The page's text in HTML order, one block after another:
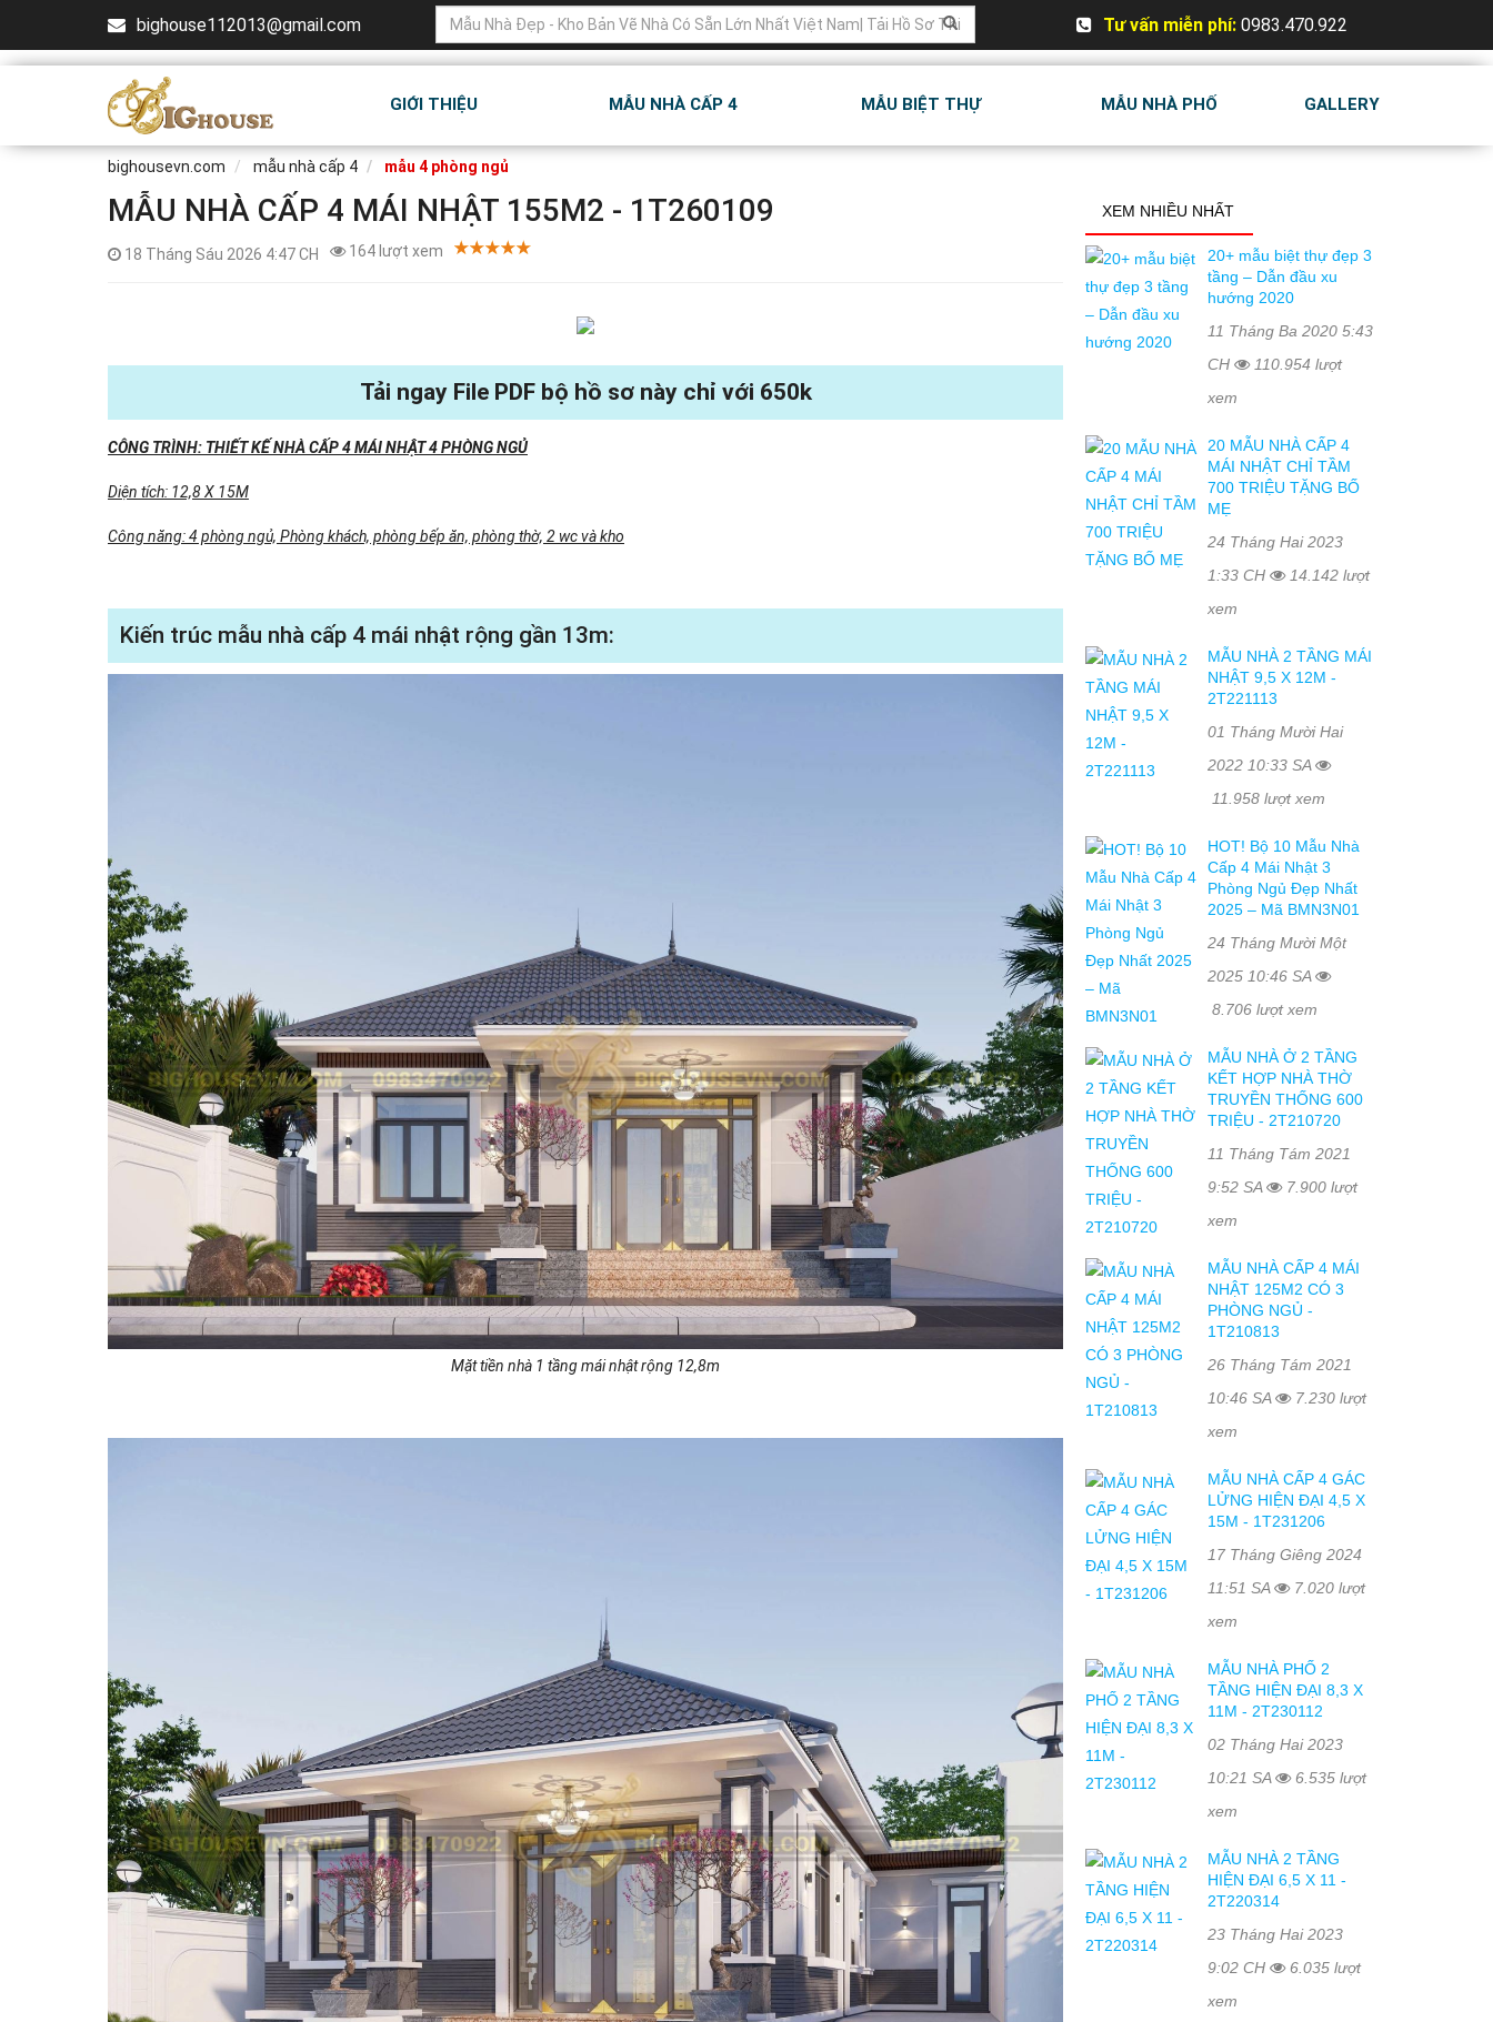
bighouse112013@gmail.com Tư vấn miễn phí: 0983.470.922
GIỚI THIỆU MẪU NHÀ CẤP 4 MẪU BIỆT THỰ MẪU NHÀ PHỐ GALLERY
bighousevn.com mẫu nhà cấp 4 mẫu 4 phòng ngủ
MẪU NHÀ CẤP 4 MÁI NHẬT 155M2 - 1T260109
18 Tháng Sáu 2026 4:47 CH 164 lượt xem
Tải ngay File PDF bộ hồ sơ này chỉ với 650k
CÔNG TRÌNH: THIẾT KẾ NHÀ CẤP 4 MÁI NHẬT 4 PHÒNG NGỦ
Diện tích: 12,8 X 15M
Công năng: 4 phòng ngủ, Phòng khách, phòng bếp ăn, phòng thờ, 2 wc và kho
Kiến trúc mẫu nhà cấp 4 mái nhật rộng gần 13m:
Mặt tiền nhà 1 tầng mái nhật rộng 12,8m
XEM NHIỀU NHẤT
20+ mẫu biệt thự đẹp 3
tầng – Dẫn đầu xu
hướng 2020
11 Tháng Ba 2020 5:43
CH
110.954 lượt
xem
20 MẪU NHÀ CẤP 4
MÁI NHẬT CHỈ TẦM
700 TRIỆU TẶNG BỐ
MẸ
24 Tháng Hai 2023
1:33 CH
14.142 lượt
xem
MẪU NHÀ 2 TẦNG MÁI
NHẬT 9,5 X 12M -
2T221113
01 Tháng Mười Hai
2022 10:33 SA
11.958 lượt xem
HOT! Bộ 10 Mẫu Nhà
Cấp 4 Mái Nhật 3
Phòng Ngủ Đẹp Nhất
2025 – Mã BMN3N01
24 Tháng Mười Một
2025 10:46 SA
8.706 lượt xem
MẪU NHÀ Ở 2 TẦNG
KẾT HỢP NHÀ THỜ
TRUYỀN THỐNG 600
TRIỆU - 2T210720
11 Tháng Tám 2021
9:52 SA
7.900 lượt
xem
MẪU NHÀ CẤP 4 MÁI
NHẬT 125M2 CÓ 3
PHÒNG NGỦ -
1T210813
26 Tháng Tám 2021
10:46 SA
7.230 lượt
xem
MẪU NHÀ CẤP 4 GÁC
LỬNG HIỆN ĐẠI 4,5 X
15M - 1T231206
17 Tháng Giêng 2024
11:51 SA
7.020 lượt
xem
MẪU NHÀ PHỐ 2
TẦNG HIỆN ĐẠI 8,3 X
11M - 2T230112
02 Tháng Hai 2023
10:21 SA
6.535 lượt
xem
MẪU NHÀ 2 TẦNG
HIỆN ĐẠI 6,5 X 11 -
2T220314
23 Tháng Hai 2023
9:02 CH
6.035 lượt
xem